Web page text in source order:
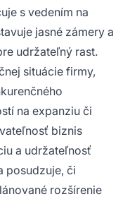
s vedením na
jasné zámery a
udržateľný rast.
situácie firmy,
na expanziu či
biznis
a udržateľnosť
posudzuje, či
rozšírenie